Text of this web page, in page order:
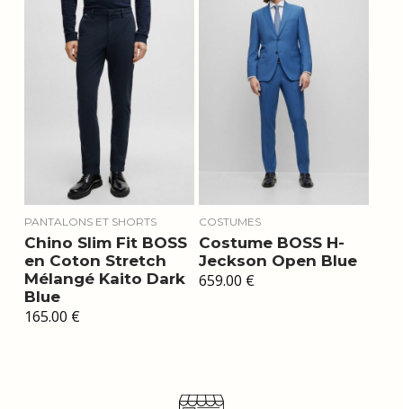
PANTALONS ET SHORTS
Chino Slim Fit BOSS
en Coton Stretch
Mélangé Kaito Dark
Blue
165.00 €
COSTUMES
Costume BOSS H-
Jeckson Open Blue
659.00 €